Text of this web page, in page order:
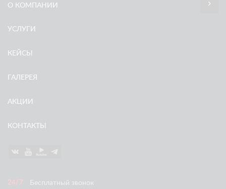
О КОМПАНИИ
УСЛУГИ
КЕЙСЫ
ГАЛЕРЕЯ
АКЦИИ
КОНТАКТЫ
Бесплатный звонок